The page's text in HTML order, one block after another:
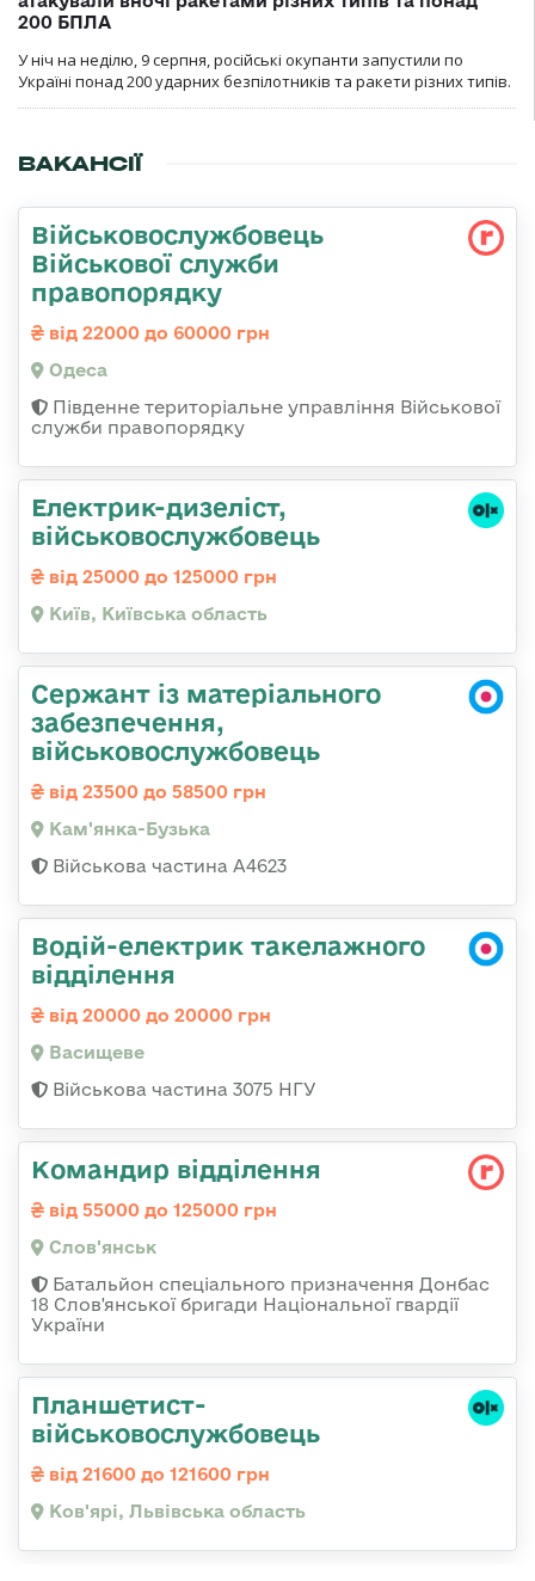
200 БПЛА
У ніч на неділю, 9 серпня, російські окупанти запустили по
Україні понад 200 ударних безпілотників та ракети різних типів.
ВАКАНСІЇ
Військовослужбовець
Військової служби
правопорядку
від 22000 до 60000 грн
Одеса
Південне територіальне управління Військової
служби правопорядку
Електрик-дизеліст,
військовослужбовець
від 25000 до 125000 грн
Київ, Київська область
Сержант із матеріального
забезпечення,
військовослужбовець
від 23500 до 58500 грн
Кам'янка-Бузька
Військова частина А4623
Водій-електрик такелажного
відділення
від 20000 до 20000 грн
Васищеве
Військова частина 3075 НГУ
Командир відділення
від 55000 до 125000 грн
Слов'янськ
Батальйон спеціального призначення Донбас
18 Слов'янської бригади Національної гвардії
України
Планшетист-
військовослужбовець
від 21600 до 121600 грн
Ков'ярі, Львівська область